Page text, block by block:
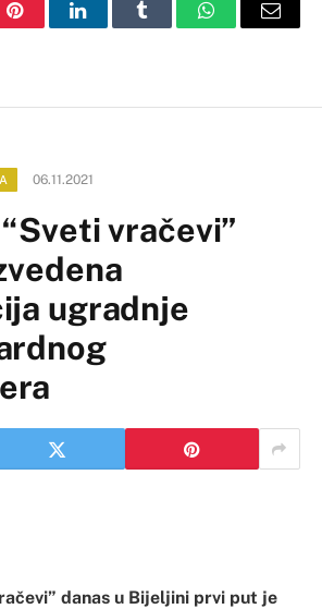
PinterestLinkedInTumblr WhatsAppEmail
06.11.2021
vračevi”
ugradnje
danas u Bijeljini prvi put je